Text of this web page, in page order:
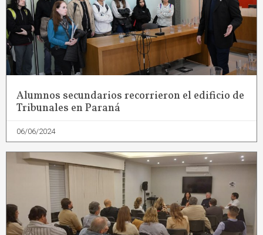
Alumnos secundarios recorrieron el edificio de
Tribunales en Paraná
06/06/2024